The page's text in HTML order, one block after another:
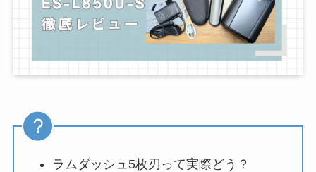
ラムダッシュ5枚刃って実際どう？